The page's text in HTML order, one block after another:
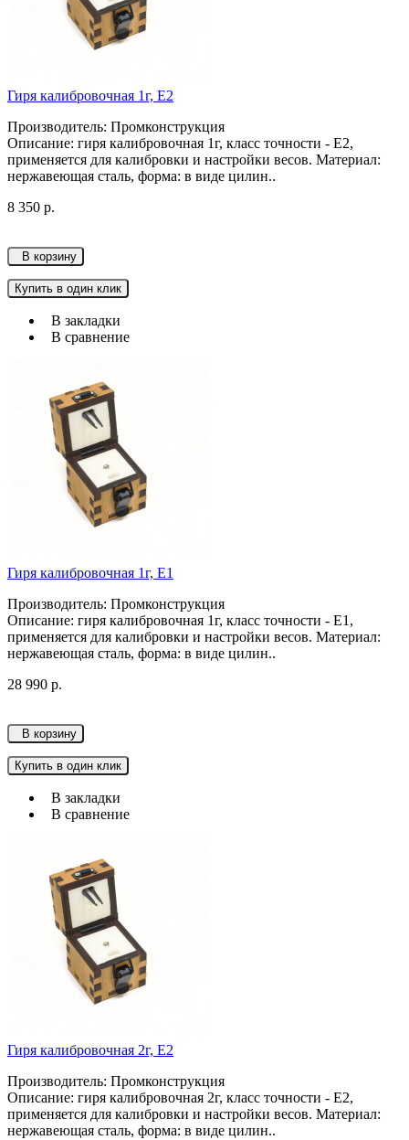
Гиря калибровочная 1г, Е2
Производитель: Промконструкция
Описание: гиря калибровочная 1г, класс точности - Е2,
применяется для калибровки и настройки весов. Материал:
нержавеющая сталь, форма: в виде цилин..
8 350 р.
В корзину
Купить в один клик
В закладки
В сравнение
Гиря калибровочная 1г, Е1
Производитель: Промконструкция
Описание: гиря калибровочная 1г, класс точности - Е1,
применяется для калибровки и настройки весов. Материал:
нержавеющая сталь, форма: в виде цилин..
28 990 р.
В корзину
Купить в один клик
В закладки
В сравнение
Гиря калибровочная 2г, Е2
Производитель: Промконструкция
Описание: гиря калибровочная 2г, класс точности - Е2,
применяется для калибровки и настройки весов. Материал:
нержавеющая сталь, форма: в виде цилин..